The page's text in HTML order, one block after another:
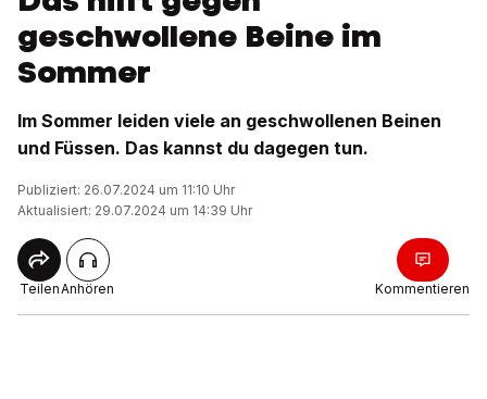
geschwollene Beine im
Sommer
Im Sommer leiden viele an geschwollenen Beinen
und Füssen. Das kannst du dagegen tun.
Publiziert: 26.07.2024 um 11:10 Uhr
Aktualisiert: 29.07.2024 um 14:39 Uhr
TeilenAnhören Kommentieren